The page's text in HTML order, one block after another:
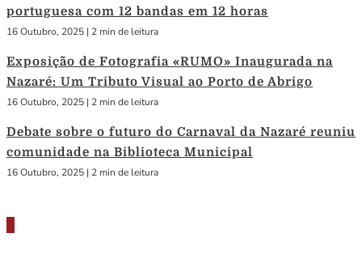
portuguesa com 12 bandas em 12 horas
16 Outubro, 2025 | 2 min de leitura
Exposição de Fotografia «RUMO» Inaugurada na
Nazaré: Um Tributo Visual ao Porto de Abrigo
16 Outubro, 2025 | 2 min de leitura
Debate sobre o futuro do Carnaval da Nazaré reuniu
comunidade na Biblioteca Municipal
16 Outubro, 2025 | 2 min de leitura